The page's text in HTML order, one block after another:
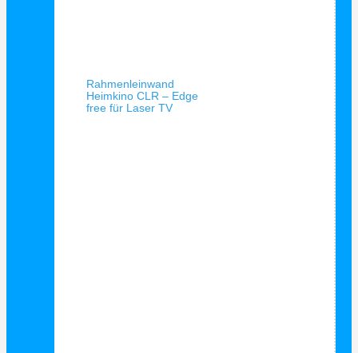
Rahmenleinwand
Heimkino CLR – Edge
free für Laser TV